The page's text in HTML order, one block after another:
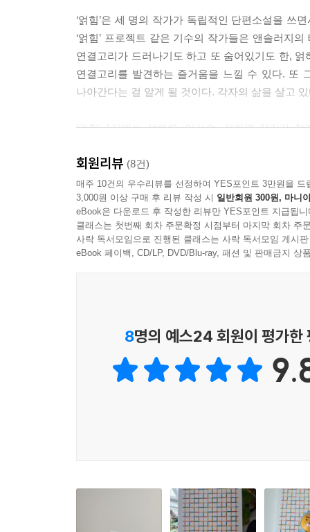
‘얽힘’은 세 명의 작가가 독립적인 단편소설을 쓰
‘얽힘’ 프로젝트 같은 기수의 작가들은 앤솔러지
연결고리가 드러나기도 하고 또 숨어있기도 한,
연결고리를 발견하는 즐거움을 느낄 수 있다. 또
나아간다는 걸 알게 될 것이다. 각자의 삶을 살고
‘얽힘’ 1기에는 성혜령, 이서수, 전하영 작가가
성혜령의 「나방파리」, 이서수의 「언 강 위의
각각의 소설은 ‘손절’이라는 주제를 관계의 단절
얽힘을 구현하여 세월의 상처로 얼어붙은 이 시대
『봄이 오면 녹는』의 마지막에는 작가들이 서
기획부터 집필까지 세 편의 소설이 어떻게 완성
‘얽힘’은 다람의 문학 앤솔러지입니다. 세 명의
안에서 예상치 못한 연결고리를 찾아낼 것입니
'너와 나는 실재한다.’ ― 실재성realism
회원리뷰 (8건)
매주 10건의 우수리뷰를 선정하여 YES포인트 3만원을 드
3,000원 이상 구매 후 리뷰 작성 시 일반회원 300원, 마니
eBook은 다운로드 후 작성한 리뷰만 YES포인트 지급됩니
클래스는 첫번째 회차 주문확정 시점부터 마지막 회차 주
사락 독서모임으로 진행된 클래스는 사락 독서모임 게시
eBook 페이백, CD/LP, DVD/Blu-ray, 패션 및 판매금지 상
8명의 예스24 회원이 평가한